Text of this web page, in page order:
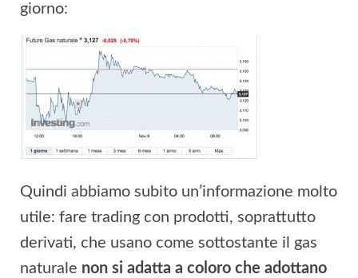
giorno:
Quindi abbiamo subito un’informazione molto
utile: fare trading con prodotti, soprattutto
derivati, che usano come sottostante il gas
naturale non si adatta a coloro che adottano